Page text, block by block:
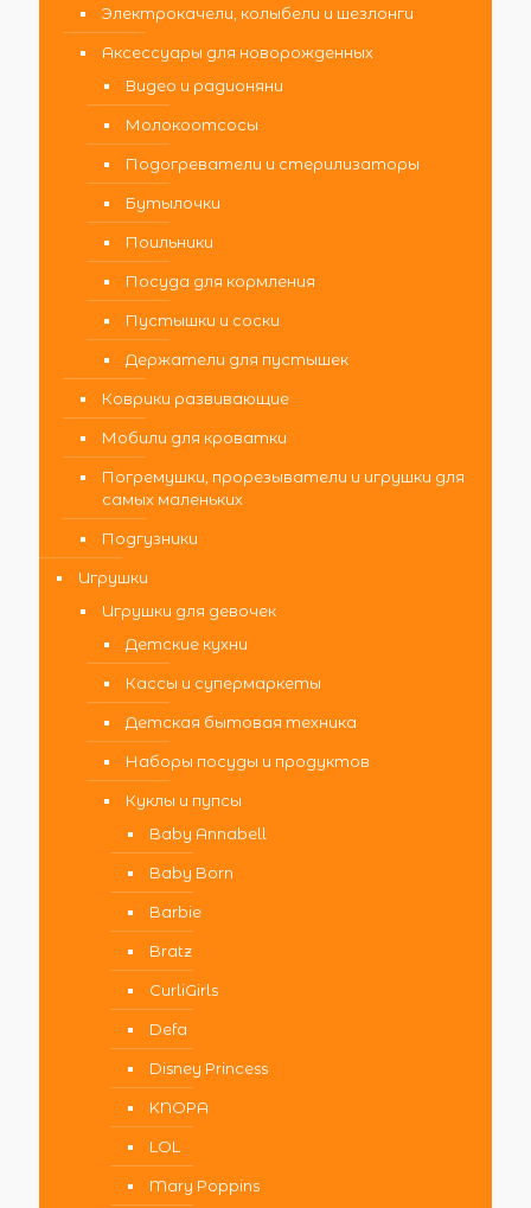
Электрокачели, колыбели и шезлонги
Аксессуары для новорожденных
Видео и радионяни
Молокоотсосы
Подогреватели и стерилизаторы
Бутылочки
Поильники
Посуда для кормления
Пустышки и соски
Держатели для пустышек
Коврики развивающие
Мобили для кроватки
Погремушки, прорезыватели и игрушки для
самых маленьких
Подгузники
Игрушки
Игрушки для девочек
Детские кухни
Кассы и супермаркеты
Детская бытовая техника
Наборы посуды и продуктов
Куклы и пупсы
Baby Annabell
Baby Born
Barbie
Bratz
CurliGirls
Defa
Disney Princess
KNOPA
LOL
Mary Poppins